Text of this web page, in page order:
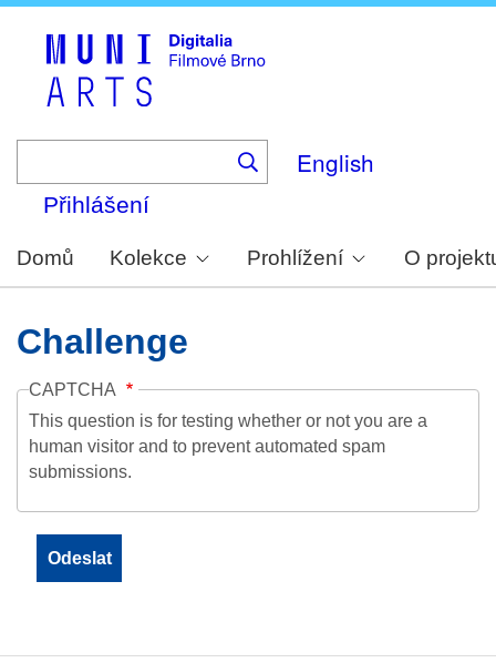
English
Přihlášení
Domů Kolekce Prohlížení O
Challenge
CAPTCHA
This question is for testing whether or not you are a
human visitor and to prevent automated spam
submissions.